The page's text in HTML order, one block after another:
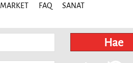
MARKET FAQ SANAT
Hae